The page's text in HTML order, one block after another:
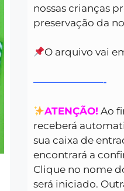
nossas crianças
preservação da
O arquivo vai
———————-
ATENÇÃO! Ao
receberá
sua caixa de
encontrará a
Clique no nome
será iniciado.